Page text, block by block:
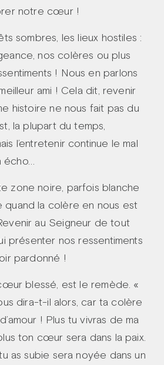
notre cœur !
sombres, les lieux hostiles :
nos colères ou plus
! Nous en parlons
ami ! Cela dit, revenir
histoire ne nous fait pas du
la plupart du temps,
l’entretenir continue le mal
écho…
zone noire, parfois blanche
quand la colère en nous est
au Seigneur de tout
présenter nos ressentiments
pardonné !
blessé, est le remède. «
dira-t-il alors, car ta colère
! Plus tu vivras de ma
ton cœur sera dans la paix.
as subie sera noyée dans un